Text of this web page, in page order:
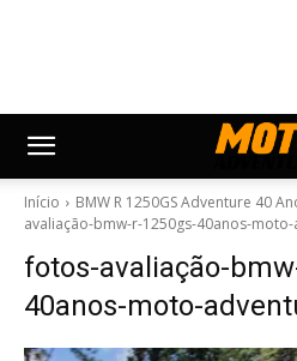
Início BMW R 1250GS Adventure 40
avaliação-bmw-r-1250gs-40anos-
fotos-avaliação-
40anos-moto-